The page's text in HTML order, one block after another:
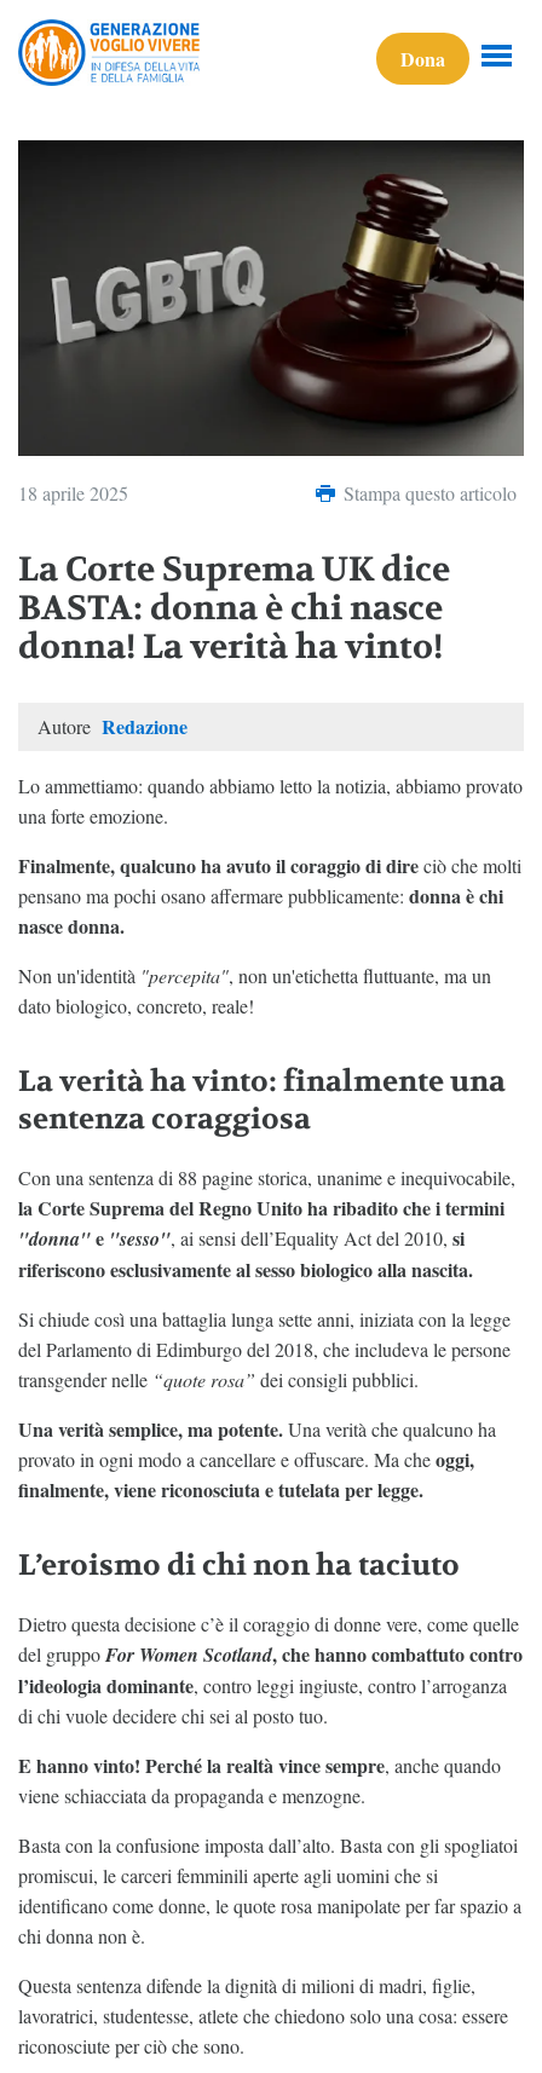
Dona
18 aprile 2025 Stampa questo articolo
La Corte Suprema UK dice
BASTA: donna è chi nasce
donna! La verità ha vinto!
Autore Redazione
Lo ammettiamo: quando abbiamo letto la notizia, abbiamo provato
una forte emozione.
Finalmente, qualcuno ha avuto il coraggio di direciò che molti
pensano ma pochi osano affermare pubblicamente: donna è chi
nasce donna.
Non un'identità "percepita", non un'etichetta fluttuante, ma un
dato biologico, concreto, reale!
La verità ha vinto: finalmente una
sentenza coraggiosa
Con una sentenza di 88 pagine storica, unanime e inequivocabile,
la Corte Suprema del Regno Unito ha ribadito che i termini
"donna"e "sesso", ai sensi dell’Equality Act del 2010, si
riferiscono esclusivamente al sesso biologico alla nascita.
Si chiude così una battaglia lunga sette anni, iniziata con la legge
del Parlamento di Edimburgo del 2018, che includeva le persone
transgender nelle “quote rosa” dei consigli pubblici.
Una verità semplice, ma potente.Una verità che qualcuno ha
provato in ogni modo a cancellare e offuscare. Ma cheoggi,
finalmente, viene riconosciuta e tutelata per legge.
L’eroismo di chi non ha taciuto
Dietro questa decisione c’è il coraggio di donne vere, come quelle
del gruppoFor Women Scotland, che hanno combattuto contro
l’ideologia dominante, contro leggi ingiuste, contro l’arroganza
di chi vuole decidere chi sei al posto tuo.
E hanno vinto! Perché la realtà vince sempre, anche quando
viene schiacciata da propaganda e menzogne.
Basta con la confusione imposta dall’alto. Basta con gli spogliatoi
promiscui, le carceri femminili aperte agli uomini che si
identificano come donne, le quote rosa manipolate per far spazio a
chi donna non è.
Questa sentenza difende la dignità di milioni di madri, figlie,
lavoratrici, studentesse, atlete che chiedono solo una cosa: essere
riconosciute per ciò che sono.